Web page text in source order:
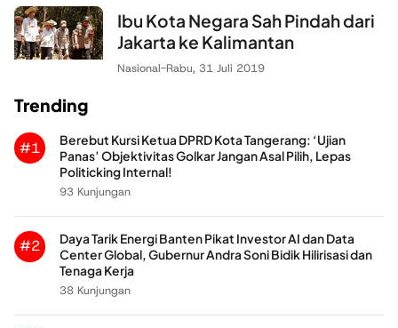
Ibu Kota Negara Sah Pindah dari
Jakarta ke Kalimantan
Nasional-Rabu, 31 Juli 2019
Trending
#1
Berebut Kursi Ketua DPRD Kota Tangerang: ‘Ujian
Panas’ Objektivitas Golkar Jangan Asal Pilih, Lepas
Politicking Internal!
93 Kunjungan
#2
Daya Tarik Energi Banten Pikat Investor AI dan Data
Center Global, Gubernur Andra Soni Bidik Hilirisasi dan
Tenaga Kerja
38 Kunjungan